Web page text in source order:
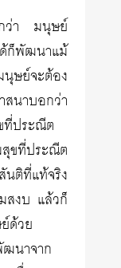
ว่า มนุษย์
ก็พัฒนาแม้
ษย์จะต้อง
นาบอกว่า
ที่ประณีต
ขที่ประณีต
นติที่แท้จริง
สงบ แล้วก็
ด้วย
นาจาก